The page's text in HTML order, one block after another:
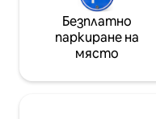
Безплатно
паркиране на
място